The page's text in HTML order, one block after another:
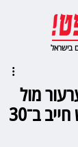
בישראל
מול
חברה קבלנית; ביהמ"ש חייב ב־30